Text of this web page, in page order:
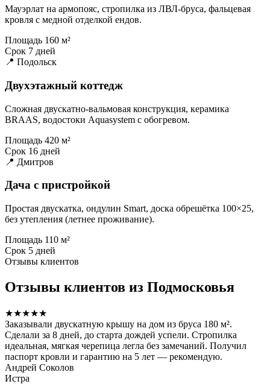
Мауэрлат на армопояс, стропилка из ЛВЛ-бруса, фальцевая
кровля с медной отделкой ендов.
Площадь 160 м²
Срок 7 дней
📍 Подольск
Двухэтажный коттедж
Сложная двускатно-вальмовая конструкция, керамика
BRAAS, водостоки Aquasystem с обогревом.
Площадь 420 м²
Срок 16 дней
📍 Дмитров
Дача с пристройкой
Простая двускатка, ондулин Smart, доска обрешётка 100×25,
без утепления (летнее проживание).
Площадь 110 м²
Срок 5 дней
Отзывы клиентов
Отзывы клиентов из Подмосковья
★★★★★
Заказывали двускатную крышу на дом из бруса 180 м².
Сделали за 8 дней, до старта дождей успели. Стропилка
идеальная, мягкая черепица легла без замечаний. Получил
паспорт кровли и гарантию на 5 лет — рекомендую.
Андрей Соколов
Истра